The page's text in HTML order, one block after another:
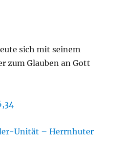
KONTRASTE
sich mit seinem
zum Glauben an Gott
Unität – Herrnhuter